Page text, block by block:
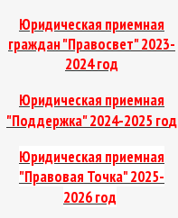
Юридическая приемная
граждан "Правосвет"2023-
2024 год
Юридическая приемная
"Поддержка"2024-2025 год
Юридическая приемная
"Правовая Точка"2025-
2026 год